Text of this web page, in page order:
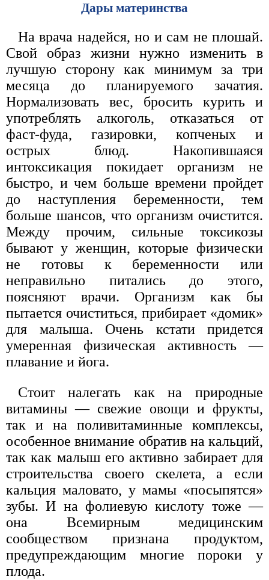
Дары материнства
На врача надейся, но и сам не плошай.
Свой образ жизни нужно изменить в
лучшую сторону как минимум за три
месяца до планируемого зачатия.
Нормализовать вес, бросить курить и
употреблять алкоголь, отказаться от
фаст-фуда, газировки, копченых и
острых блюд. Накопившаяся
интоксикация покидает организм не
быстро, и чем больше времени пройдет
до наступления беременности, тем
больше шансов, что организм очистится.
Между прочим, сильные токсикозы
бывают у женщин, которые физически
не готовы к беременности или
неправильно питались до этого,
поясняют врачи. Организм как бы
пытается очиститься, прибирает «домик»
для малыша. Очень кстати придется
умеренная физическая активность —
плавание и йога.
Стоит налегать как на природные
витамины — свежие овощи и фрукты,
так и на поливитаминные комплексы,
особенное внимание обратив на кальций,
так как малыш его активно забирает для
строительства своего скелета, а если
кальция маловато, у мамы «посыпятся»
зубы. И на фолиевую кислоту тоже —
она Всемирным медицинским
сообществом признана продуктом,
предупреждающим многие пороки у
плода.